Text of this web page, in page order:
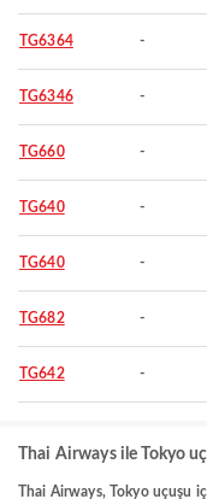
TG6364 -
TG6346 -
TG660 -
TG640 -
TG640 -
TG682 -
TG642 -
Thai Airways ile Tokyo
Thai Airways, Tokyo uçuşu